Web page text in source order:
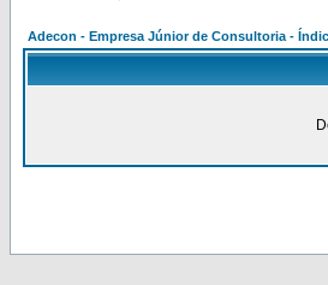
Adecon - Empresa Júnior de Consultoria -